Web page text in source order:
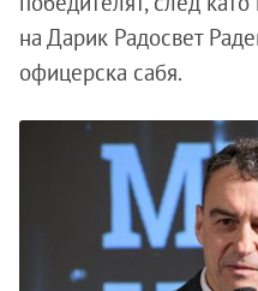
на Дарик Радосвет
офицерска сабя.